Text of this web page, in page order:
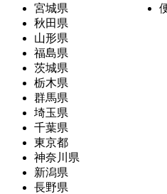
宮城県
秋田県
山形県
福島県
茨城県
栃木県
群馬県
埼玉県
千葉県
東京都
神奈川県
新潟県
長野県